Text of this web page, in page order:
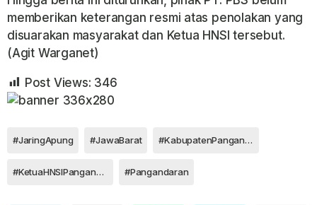
memberikan keterangan resmi atas penolakan yang
disuarakan masyarakat dan Ketua HNSI tersebut.
(Agit Warganet)
Post Views: 346
#JaringApung #JawaBarat #KabupatenPangandaran
#KetuaHNSIPangandaranJejeWiradinataTolakRencanaJaringApungPTPBS #Pangandaran